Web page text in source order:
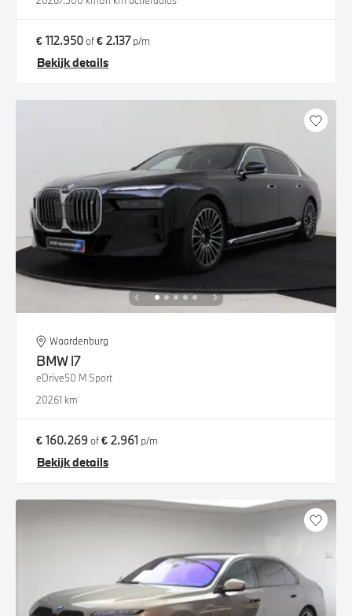
€ 112.950of€ 2.137p/m
Bekijk details
Waardenburg
BMW i7
eDrive50 M Sport
20261 km
€ 160.269 of€ 2.961 p/m
Bekijk details